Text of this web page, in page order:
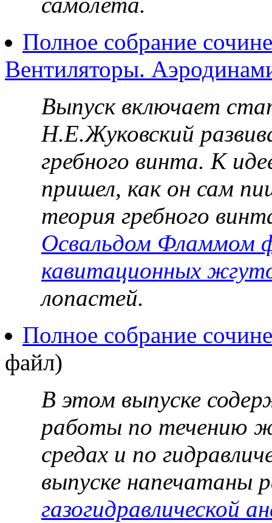
Полное собрание
Вентиляторы.
Выпуск включает
Н.Е.Жуковский
гребного винта. К
пришел, как он сам
теория гребного
Освальдом Фламмом
кавитационных
лопастей.
Полное собрание
файл)
В этом выпуске
работы по течению
средах и по
выпуске напечатаны
газогидравлической